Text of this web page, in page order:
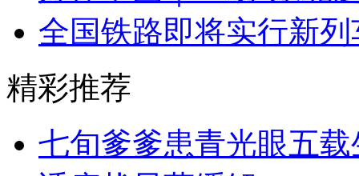
全国铁路即将实行新
精彩推荐
七旬爹爹患青光眼五